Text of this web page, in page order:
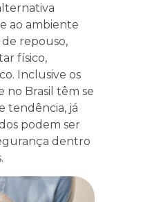
ao ambiente
de repouso,
físico,
Inclusive os
no Brasil têm se
tendência, já
podem ser
dentro